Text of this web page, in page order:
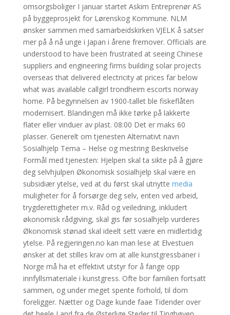
omsorgsboliger I januar startet Askim Entreprenør AS
på byggeprosjekt for Lørenskog Kommune. NLM
ønsker sammen med samarbeidskirken VJELK å satser
mer på å nå unge i Japan i årene fremover. Officials are
understood to have been frustrated at seeing Chinese
suppliers and engineering firms building solar projects
overseas that delivered electricity at prices far below
what was available callgirl trondheim escorts norway
home. På begynnelsen av 1900-tallet ble fiskeflåten
modernisert. Blandingen må ikke tørke på lakkerte
flater eller vinduer av plast. 08:00 Det er maks 60
plasser. Generelt om tjenesten Alternativt navn
Sosialhjelp Tema – Helse og mestring Beskrivelse
Formål med tjenesten: Hjelpen skal ta sikte på å gjøre
deg selvhjulpen Økonomisk sosialhjelp skal være en
subsidiær ytelse, ved at du først skal utnytte media
muligheter for å forsørge deg selv, enten ved arbeid,
trygderettigheter m.v. Råd og veiledning, inkludert
økonomisk rådgiving, skal gis før sosialhjelp vurderes
Økonomisk stønad skal ideelt sett være en midlertidig
ytelse. På regjeringen.no kan man lese at Elvestuen
ønsker at det stilles krav om at alle kunstgressbaner i
Norge må ha et effektivt utstyr for å fange opp
innfyllsmateriale i kunstgress. Ofte bor familien fortsatt
sammen, og under meget spente forhold, til dom
foreligger. Nætter og Dage kunde faae Tidender over